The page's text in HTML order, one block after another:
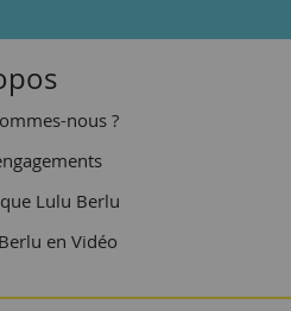
nous ?
Lulu Berlu
en Vidéo